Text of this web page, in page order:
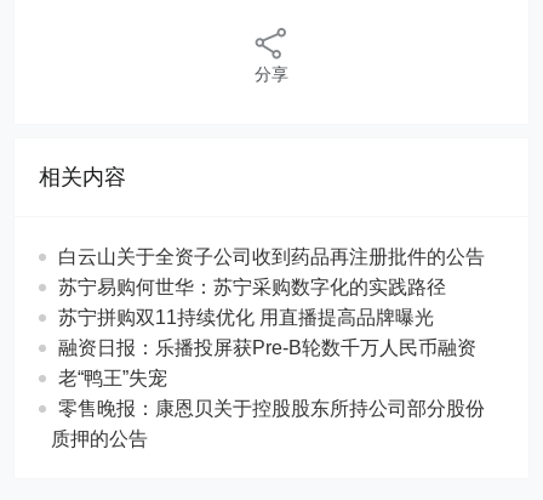
分享
相关内容
白云山关于全资子公司收到药品再注册批件的公告
苏宁易购何世华：苏宁采购数字化的实践路径
苏宁拼购双11持续优化 用直播提高品牌曝光
融资日报：乐播投屏获Pre-B轮数千万人民币融资
老“鸭王”失宠
零售晚报：康恩贝关于控股股东所持公司部分股份
质押的公告